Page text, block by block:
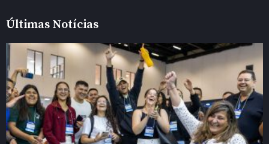
Últimas Notícias